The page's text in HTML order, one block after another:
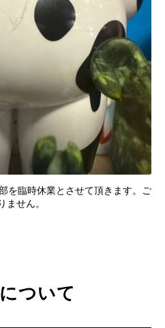
を臨時休業とさせて頂きます。ご
せん。
ついて